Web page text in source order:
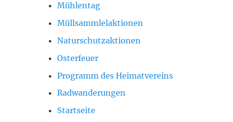
Mühlentag
Müllsammlelaktionen
Naturschutzaktionen
Osterfeuer
Programm des Heimatvereins
Radwanderungen
Startseite